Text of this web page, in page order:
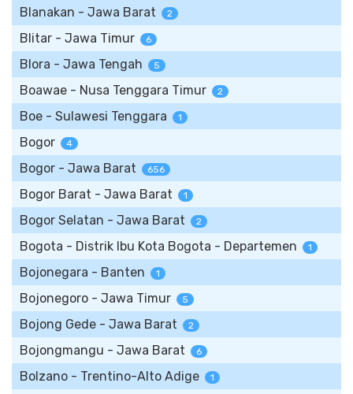
Blanakan - Jawa Barat 2
Blitar - Jawa Timur 6
Blora - Jawa Tengah 5
Boawae - Nusa Tenggara Timur 2
Boe - Sulawesi Tenggara 1
Bogor 4
Bogor - Jawa Barat 656
Bogor Barat - Jawa Barat 1
Bogor Selatan - Jawa Barat 2
Bogota - Distrik Ibu Kota Bogota - Departemen 1
Bojonegara - Banten 1
Bojonegoro - Jawa Timur 5
Bojong Gede - Jawa Barat 2
Bojongmangu - Jawa Barat 6
Bolzano - Trentino-Alto Adige 1